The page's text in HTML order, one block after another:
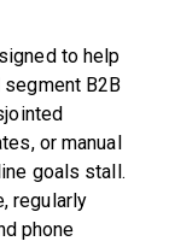
to help
B2B
or manual
goals stall.
regularly
phone